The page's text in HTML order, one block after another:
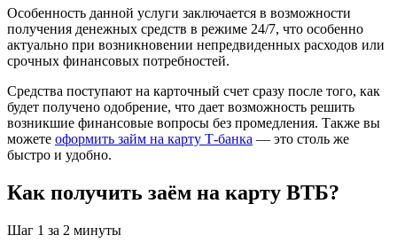
Особенность данной услуги заключается в возможности
получения денежных средств в режиме 24/7, что особенно
актуально при возникновении непредвиденных расходов или
срочных финансовых потребностей.
Средства поступают на карточный счет сразу после того, как
будет получено одобрение, что дает возможность решить
возникшие финансовые вопросы без промедления. Также вы
можете оформить займ на карту Т-банка — это столь же
быстро и удобно.
Как получить заём на карту ВТБ?
Шаг 1 за 2 минуты